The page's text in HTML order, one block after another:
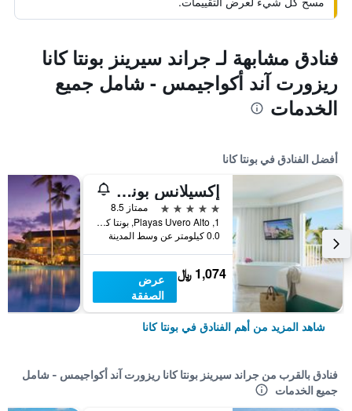
فنادق مشابهة لـ جراند سيرينز بونتا كانا
ريزورت آند أكواجيمس - شامل جميع
الخدمات
أفضل الفنادق في بونتا كانا
إكسيلانس بونتا كانا - للبالغين فقط وبسعر يشمل جميع الخدمات
5 نجوم
ممتاز 8.5
1, Playas Uvero Alto, بونتا كانا, جمهورية الدومينيكان
0.0 كيلومتر عن وسط المدينة
1,074 ﷼
عرض
الصفقة
شاهد المزيد من أهم الفنادق في بونتا كانا
فنادق بالقرب من جراند سيرينز بونتا كانا ريزورت آند أكواجيمس - شامل
جميع الخدمات